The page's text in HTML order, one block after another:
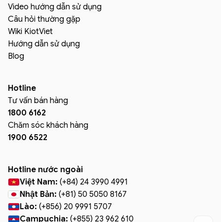
Video hướng dẫn sử dụng
Câu hỏi thường gặp
Wiki KiotViet
Hướng dẫn sử dụng
Blog
Hotline
Tư vấn bán hàng
1800 6162
Chăm sóc khách hàng
1900 6522
Hotline nước ngoài
Việt Nam: (+84) 24 3990 4991
Nhật Bản: (+81) 50 5050 8167
Lào: (+856) 20 9991 5707
Campuchia: (+855) 23 962 610